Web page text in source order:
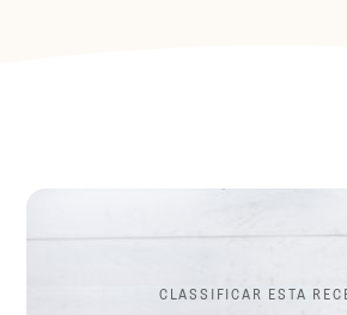
CLASSIFICAR ESTA